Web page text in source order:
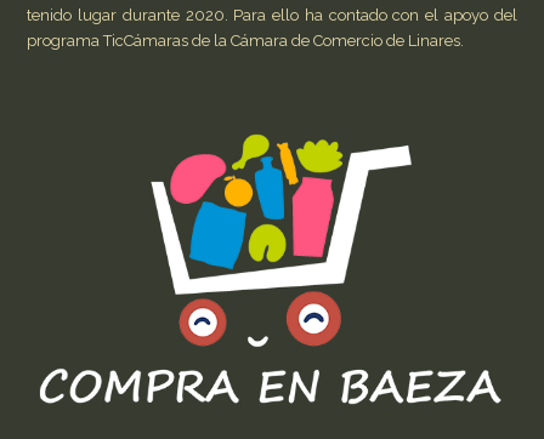
tenido lugar durante 2020. Para ello ha contado con el apoyo del
programa TicCámaras de la Cámara de Comercio de Linares.